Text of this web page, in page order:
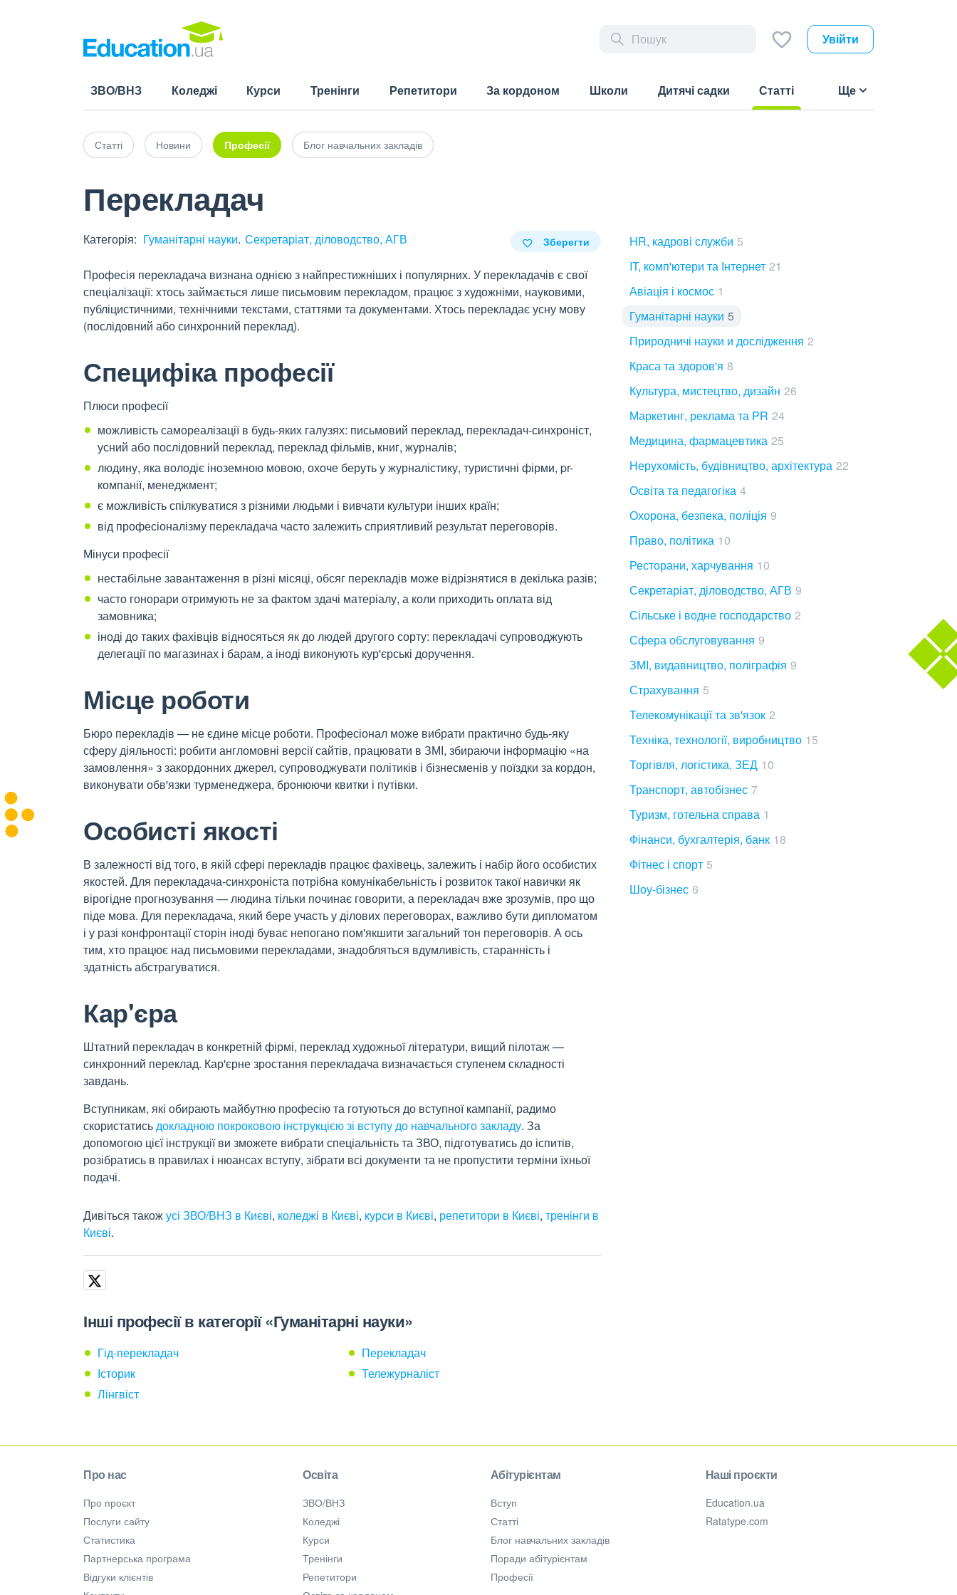
Увійти
ЗВО/ВНЗ Коледжі Курси Тренінги Репетитори За кордоном Школи Дитячі садки
Статті
Ще
Статті Новини Професії Блог навчальних закладів
Перекладач
Категорія: Гуманітарні науки Секретаріат, діловодство, АГВ Зберегти
Професія перекладача визнана однією з найпрестижніших і популярних. У перекладачів є свої
спеціалізації: хтось займається лише письмовим перекладом, працює з художніми, науковими,
публіцистичними, технічними текстами, статтями та документами. Хтось перекладає усну мову
(послідовний або синхронний переклад).
Специфіка професії
Плюси професії
можливість самореалізації в будь-яких галузях: письмовий переклад, перекладач-синхроніст,
усний або послідовний переклад, переклад фільмів, книг, журналів;
людину, яка володіє іноземною мовою, охоче беруть у журналістику, туристичні фірми, pr-
компанії, менеджмент;
є можливість спілкуватися з різними людьми і вивчати культури інших країн;
від професіоналізму перекладача часто залежить сприятливий результат переговорів.
Мінуси професії
нестабільне завантаження в різні місяці, обсяг перекладів може відрізнятися в декілька разів;
часто гонорари отримують не за фактом здачі матеріалу, а коли приходить оплата від
замовника;
іноді до таких фахівців відносяться як до людей другого сорту: перекладачі супроводжують
делегації по магазинах і барам, а іноді виконують кур'єрські доручення.
Місце роботи
Бюро перекладів — не єдине місце роботи. Професіонал може вибрати практично будь-яку
сферу діяльності: робити англомовні версії сайтів, працювати в ЗМІ, збираючи інформацію «на
замовлення» з закордонних джерел, супроводжувати політиків і бізнесменів у поїздки за кордон,
виконувати обв'язки турменеджера, бронюючи квитки і путівки.
Особисті якості
В залежності від того, в якій сфері перекладів працює фахівець, залежить і набір його особистих
якостей. Для перекладача-синхроніста потрібна комунікабельність і розвиток такої навички як
вірогідне прогнозування — людина тільки починає говорити, а перекладач вже зрозумів, про що
піде мова. Для перекладача, який бере участь у ділових переговорах, важливо бути дипломатом
і у разі конфронтації сторін іноді буває непогано пом'якшити загальний тон переговорів. А ось
тим, хто працює над письмовими перекладами, знадобляться вдумливість, старанність і
здатність абстрагуватися.
Кар'єра
Штатний перекладач в конкретній фірмі, переклад художньої літератури, вищий пілотаж —
синхронний переклад. Кар'єрне зростання перекладача визначається ступенем складності
завдань.
Вступникам, які обирають майбутню професію та готуються до вступної кампанії, радимо
скористатисьдокладною покроковою інструкцією зі вступу до навчального закладу. За
допомогою цієї інструкції ви зможете вибрати спеціальність та ЗВО, підготуватись до іспитів,
розібратись в правилах і нюансах вступу, зібрати всі документи та не пропустити терміни їхньої
подачі.
Дивіться такожусі ЗВО/ВНЗ в Києві, коледжі в Києві, курси в Києві, репетитори в Києві, тренінги в
Києві.
Інші професії в категорії «Гуманітарні науки»
Гід-перекладач
Історик
Лінгвіст
Перекладач
Тележурналіст
HR, кадрові служби 5
IT, комп'ютери та Інтернет 21
Авіація і космос 1
Гуманітарні науки 5
Природничі науки и дослідження 2
Краса та здоров'я 8
Культура, мистецтво, дизайн 26
Маркетинг, реклама та PR 24
Медицина, фармацевтика 25
Нерухомість, будівництво, архітектура 22
Освіта та педагогіка 4
Охорона, безпека, поліція 9
Право, політика 10
Ресторани, харчування 10
Секретаріат, діловодство, АГВ 9
Сільське і водне господарство 2
Сфера обслуговування 9
ЗМІ, видавництво, поліграфія 9
Страхування 5
Телекомунікації та зв'язок 2
Техніка, технології, виробництво 15
Торгівля, логістика, ЗЕД 10
Транспорт, автобізнес 7
Туризм, готельна справа 1
Фінанси, бухгалтерія, банк 18
Фітнес і спорт 5
Шоу-бізнес 6
Про нас
Про проєкт
Послуги сайту
Статистика
Партнерська програма
Відгуки клієнтів
Освіта
ЗВО/ВНЗ
Коледжі
Курси
Тренінги
Репетитори
Абітурієнтам
Вступ
Статті
Блог навчальних закладів
Поради абітурієнтам
Професії
Наші проєкти
Education.ua
Ratatype.com